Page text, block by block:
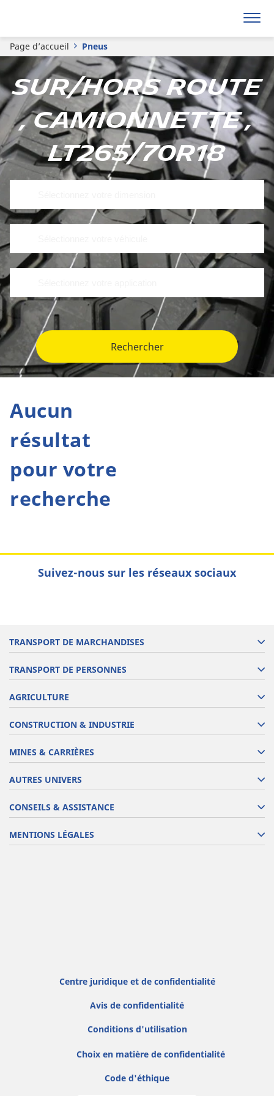
Page d’accueil Pneus
Sur/hors route
, Camionnette ,
LT265/70R18
Rechercher
Aucun
résultat
pour votre
recherche
Suivez-nous sur les réseaux sociaux
TRANSPORT DE MARCHANDISES
TRANSPORT DE PERSONNES
AGRICULTURE
CONSTRUCTION & INDUSTRIE
MINES & CARRIÈRES
AUTRES UNIVERS
CONSEILS & ASSISTANCE
MENTIONS LÉGALES
Centre juridique et de confidentialité
Avis de confidentialité
Conditions d'utilisation
Choix en matière de confidentialité
Code d'éthique